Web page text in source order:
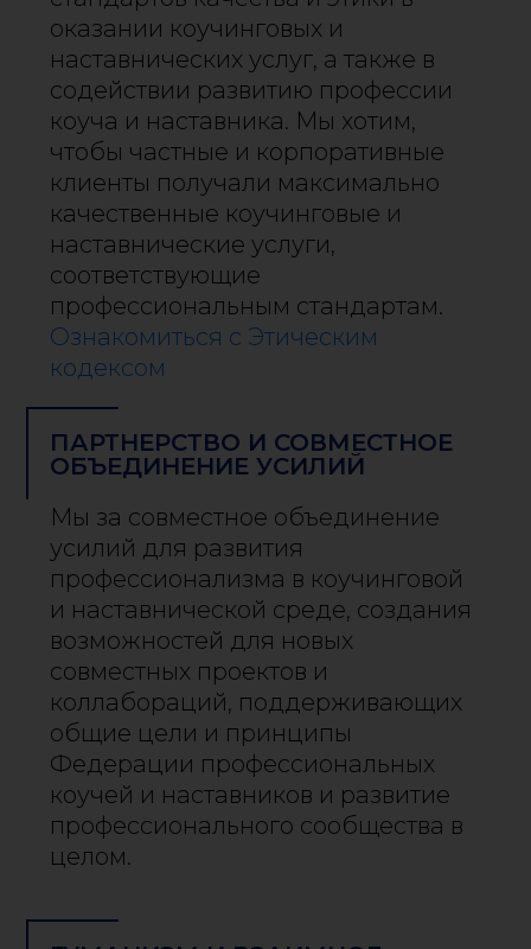
оказании коучинговых и
наставнических услуг, а также в
содействии развитию профессии
коуча и наставника. Мы хотим,
чтобы частные и корпоративные
клиенты получали максимально
качественные коучинговые и
наставнические услуги,
соответствующие
профессиональным стандартам.
Ознакомиться с Этическим
кодексом
ПАРТНЕРСТВО И СОВМЕСТНОЕ
ОБЪЕДИНЕНИЕ УСИЛИЙ
Мы за совместное объединение
усилий для развития
профессионализма в коучинговой
и наставнической среде, создания
возможностей для новых
совместных проектов и
коллабораций, поддерживающих
общие цели и принципы
Федерации профессиональных
коучей и наставников и развитие
профессионального сообщества в
целом.